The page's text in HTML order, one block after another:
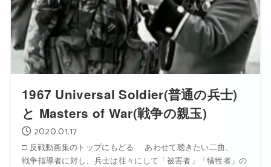
1967 Universal Soldier(普通の兵士)
と Masters of War(戦争の親玉)
2020.01.17
□ 反戦動画集のトップにもどる あわせて聴きたい二曲。
戦争指導者に対し、兵士は往々にして「被害者」「犠牲者」の